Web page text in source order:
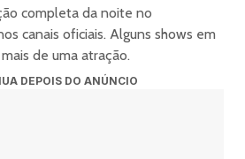
completa da noite no
canais oficiais. Alguns shows em
de uma atração.
DEPOIS DO ANÚNCIO